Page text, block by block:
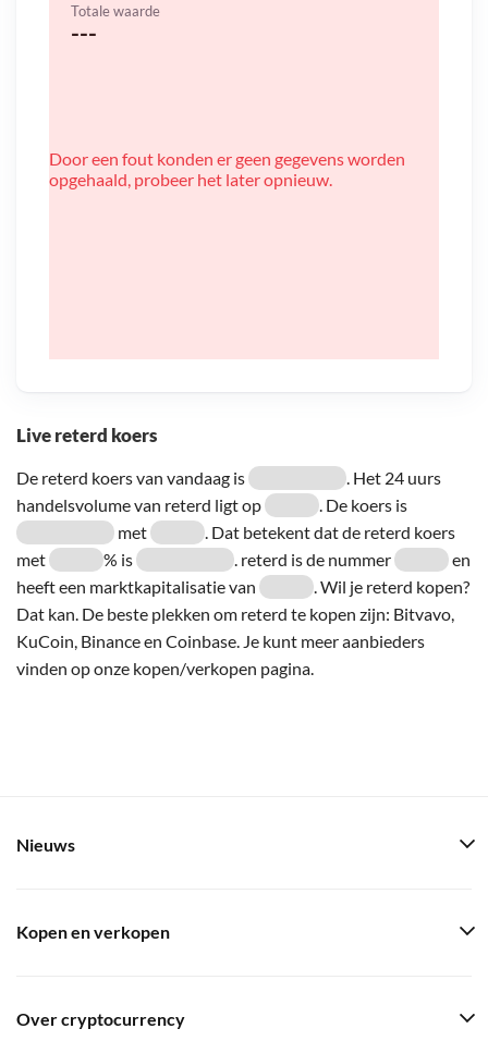
Live reterd koers
De reterd koers van vandaag is
. Het 24 uurs
handelsvolume van reterd ligt op
. De koers is
met
. Dat betekent dat de reterd koers
met
% is . reterd is de nummer
en
heeft een marktkapitalisatie van
. Wil je reterd kopen?
Dat kan. De beste plekken om reterd te kopen zijn: Bitvavo,
KuCoin, Binance en Coinbase. Je kunt meer aanbieders
vinden op onze kopen/verkopen pagina.
Totale waarde
---
Door een fout konden er geen gegevens worden
opgehaald, probeer het later opnieuw.
Nieuws
Kopen en verkopen
Over cryptocurrency